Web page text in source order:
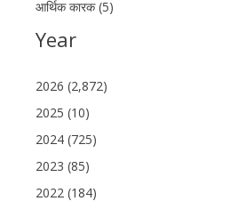
आर्थिक कारक (5)
Year
2026 (2,872)
2025 (10)
2024 (725)
2023 (85)
2022 (184)